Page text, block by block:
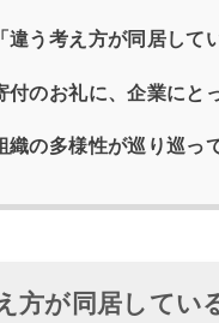
違う考え方が同居して
付のお礼に、企業にと
織の多様性が巡り巡っ
方が同居して